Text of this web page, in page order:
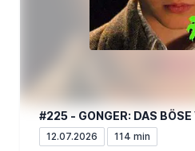
#225 - GONGER: DAS
12.07.2026 114 min